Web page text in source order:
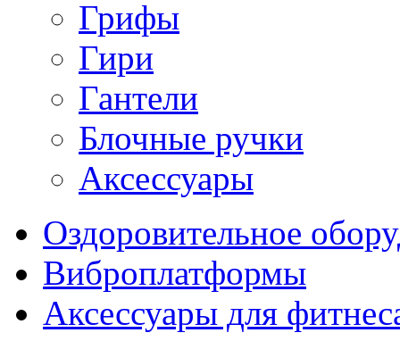
Грифы
Гири
Гантели
Блочные ручки
Аксессуары
Оздоровительное
Виброплатформы
Аксессуары для